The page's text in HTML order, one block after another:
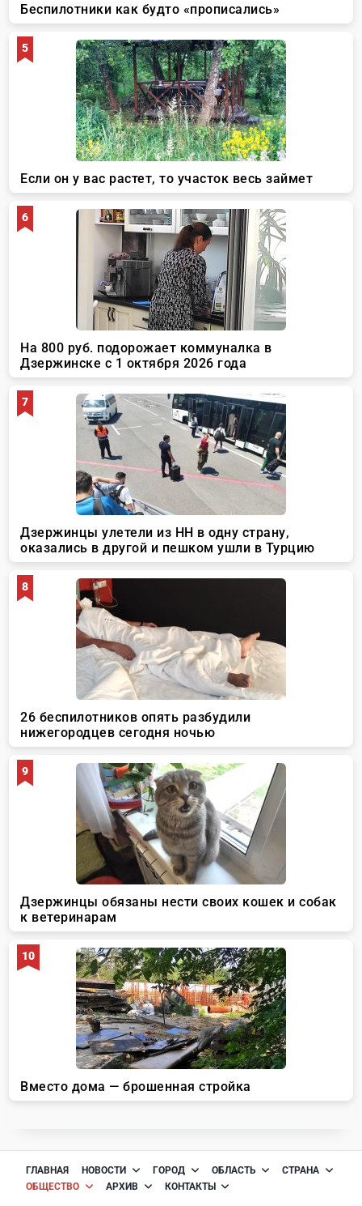
ГЛАВНАЯ НОВОСТИ ГОРОД ОБЛАСТЬ
СТРАНА
ОБЩЕСТВО
АРХИВ КОНТАКТЫ